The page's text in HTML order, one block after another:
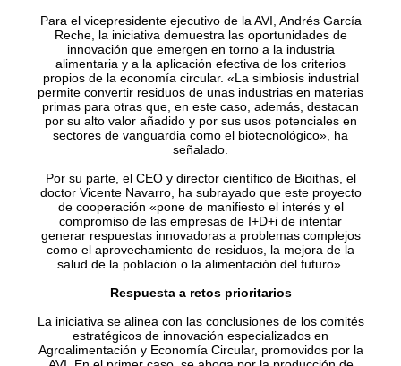
Para el vicepresidente ejecutivo de la AVI, Andrés García
Reche, la iniciativa demuestra las oportunidades de
innovación que emergen en torno a la industria
alimentaria y a la aplicación efectiva de los criterios
propios de la economía circular. «La simbiosis industrial
permite convertir residuos de unas industrias en materias
primas para otras que, en este caso, además, destacan
por su alto valor añadido y por sus usos potenciales en
sectores de vanguardia como el biotecnológico», ha
señalado.
Por su parte, el CEO y director científico de Bioithas, el
doctor Vicente Navarro, ha subrayado que este proyecto
de cooperación «pone de manifiesto el interés y el
compromiso de las empresas de I+D+i de intentar
generar respuestas innovadoras a problemas complejos
como el aprovechamiento de residuos, la mejora de la
salud de la población o la alimentación del futuro».
Respuesta a retos prioritarios
La iniciativa se alinea con las conclusiones de los comités
estratégicos de innovación especializados en
Agroalimentación y Economía Circular, promovidos por la